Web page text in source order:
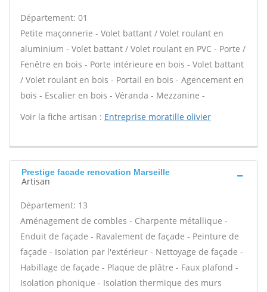
Département: 01
Petite maçonnerie - Volet battant / Volet roulant en
aluminium - Volet battant / Volet roulant en PVC - Porte /
Fenêtre en bois - Porte intérieure en bois - Volet battant
/ Volet roulant en bois - Portail en bois - Agencement en
bois - Escalier en bois - Véranda - Mezzanine -
Voir la fiche artisan : Entreprise moratille olivier
Prestige facade renovation Marseille
Artisan
Département: 13
Aménagement de combles - Charpente métallique -
Enduit de façade - Ravalement de façade - Peinture de
façade - Isolation par l'extérieur - Nettoyage de façade -
Habillage de façade - Plaque de plâtre - Faux plafond -
Isolation phonique - Isolation thermique des murs